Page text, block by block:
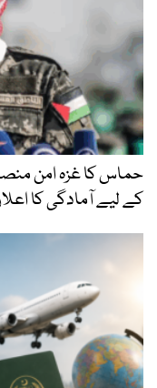
حماس کا غزہ امن
کے لیے آمادگی کا